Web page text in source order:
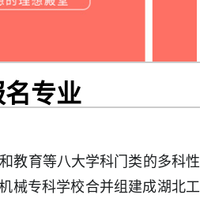
专业
教育等八大学科门类的多科性
械专科学校合并组建成湖北工